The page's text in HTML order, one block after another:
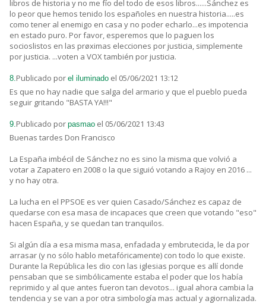
libros de historia y no me fío del todo de esos libros......Sánchez es
lo peor que hemos tenido los españoles en nuestra historia.....es
como tener al enemigo en casa y no poder echarlo...es impotencia
en estado puro. Por favor, esperemos que lo paguen los
socioslistos en las prøximas elecciones por justicia, simplemente
por justicia. ...voten a VOX también por justicia.
8. Publicado por el iluminado el 05/06/2021 13:12
Es que no hay nadie que salga del armario y que el pueblo pueda
seguir gritando "BASTA YA!!!"
9. Publicado por pasmao el 05/06/2021 13:43
Buenas tardes Don Francisco
La España imbécil de Sánchez no es sino la misma que volvió a
votar a Zapatero en 2008 o la que siguió votando a Rajoy en 2016 ...
y no hay otra.
La lucha en el PPSOE es ver quien Casado/Sánchez es capaz de
quedarse con esa masa de incapaces que creen que votando "eso"
hacen España, y se quedan tan tranquilos.
Si algún día a esa misma masa, enfadada y embrutecida, le da por
arrasar (y no sólo hablo metafóricamente) con todo lo que existe.
Durante la República les dio con las iglesias porque es allí donde
pensaban que se simbólicamente estaba el poder que los había
reprimido y al que antes fueron tan devotos... igual ahora cambia la
tendencia y se van a por otra simbología mas actual y agiornalizada.